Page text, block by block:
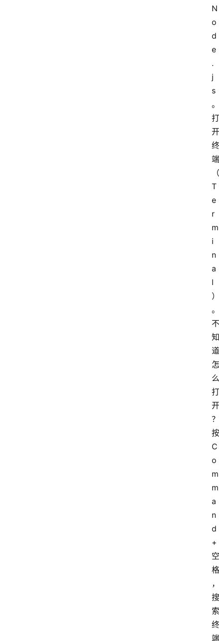
N
o
d
e
.
j
s
。
打
开
终
端
（
T
e
r
m
i
n
a
l
）
。
不
知
道
怎
么
打
开
？
按
C
o
m
m
a
n
d
+
空
格
，
搜
索
终
端